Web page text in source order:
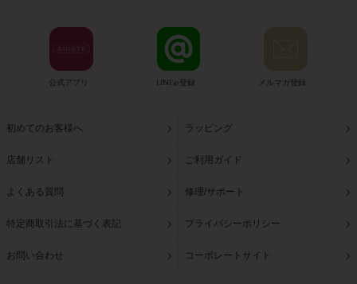
公式アプリ LINE@登録 メルマガ登録
初めてのお客様へ ラッピング
店舗リスト ご利用ガイド
よくある質問 修理/サポート
特定商取引法に基づく表記 プライバシーポリシー
お問い合わせ コーポレートサイト